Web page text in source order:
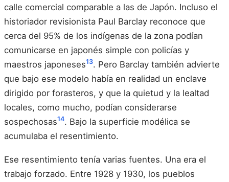
calle comercial comparable a las de Japón. Incluso el
historiador revisionista Paul Barclay reconoce que
cerca del 95% de los indígenas de la zona podían
comunicarse en japonés simple con policías y
maestros japoneses13. Pero Barclay también advierte
que bajo ese modelo había en realidad un enclave
dirigido por forasteros, y que la quietud y la lealtad
locales, como mucho, podían considerarse
sospechosas14. Bajo la superficie modélica se
acumulaba el resentimiento.
Ese resentimiento tenía varias fuentes. Una era el
trabajo forzado. Entre 1928 y 1930, los pueblos